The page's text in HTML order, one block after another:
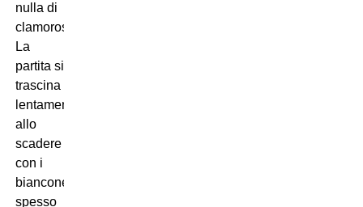
nulla di
clamoroso.
La
partita si
trascina
lentamente
allo
scadere
con i
bianconeri
spesso